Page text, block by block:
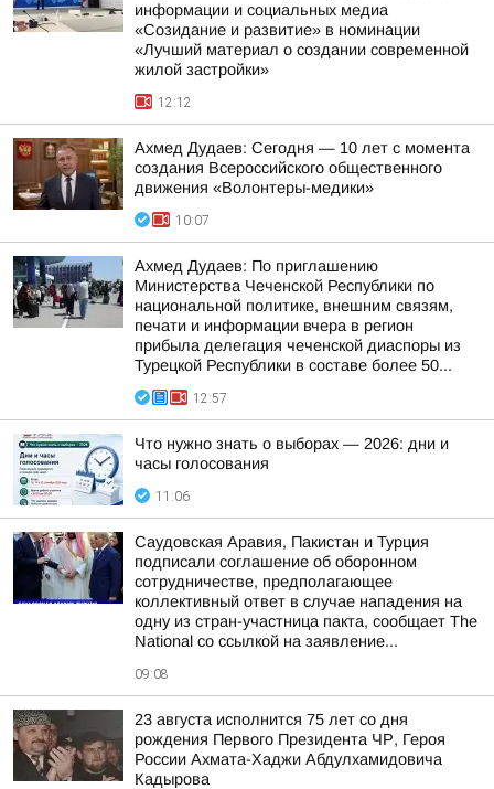
информации и социальных медиа
«Созидание и развитие» в номинации
«Лучший материал о создании современной
жилой застройки»
12:12
Ахмед Дудаев: Сегодня — 10 лет с момента
создания Всероссийского общественного
движения «Волонтеры-медики»
10:07
Ахмед Дудаев: По приглашению
Министерства Чеченской Республики по
национальной политике, внешним связям,
печати и информации вчера в регион
прибыла делегация чеченской диаспоры из
Турецкой Республики в составе более 50...
12:57
Что нужно знать о выборах — 2026: дни и
часы голосования
11:06
Саудовская Аравия, Пакистан и Турция
подписали соглашение об оборонном
сотрудничестве, предполагающее
коллективный ответ в случае нападения на
одну из стран-участница пакта, сообщает The
National со ссылкой на заявление...
09:08
23 августа исполнится 75 лет со дня
рождения Первого Президента ЧР, Героя
России Ахмата-Хаджи Абдулхамидовича
Кадырова